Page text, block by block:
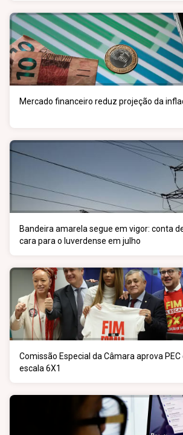
Mercado financeiro reduz projeção da
Bandeira amarela segue em vigor: conta
cara para o luverdense em julho
Comissão Especial da Câmara aprova
escala 6X1